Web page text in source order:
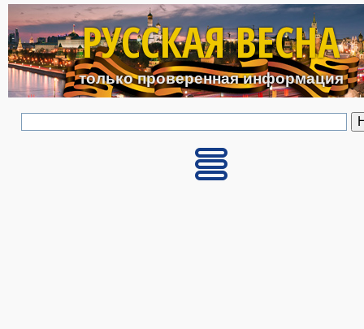
Перейти к основному
РУССКАЯ ВЕСНА
только проверенная информация